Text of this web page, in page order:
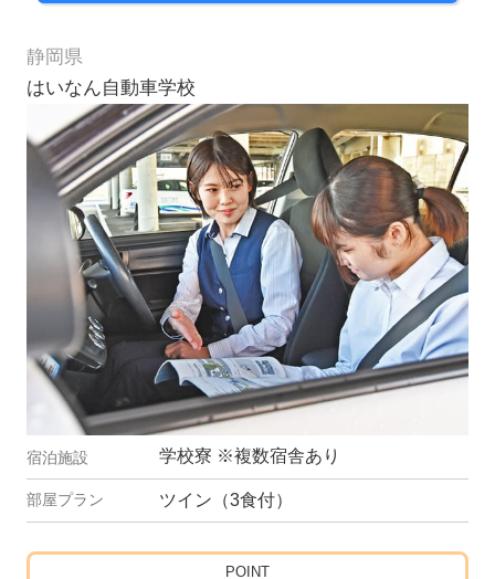
静岡県
はいなん自動車学校
学校寮 ※複数宿舎あり
ツイン（3食付）
POINT